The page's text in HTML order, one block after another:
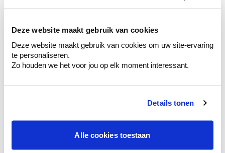
Deze website maakt gebruik van cookies
Deze website maakt gebruik van cookies om uw site-ervaring
te personaliseren.
Zo houden we het voor jou op elk moment interessant.
Details tonen
Alle cookies toestaan
votre couleur.
Obtenez des conseils personnalisés sur la
combinaison de couleurs.
Conseil couleur à domicile
en couleur.